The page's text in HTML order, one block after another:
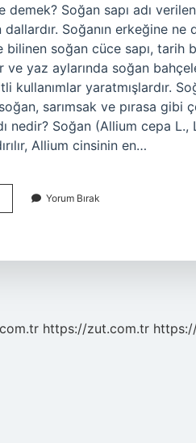
demek? Soğan sapı adı
dallardır. Soğanın erkeğine
bilinen soğan cüce sapı, tarih
ve yaz aylarında soğan
kullanımlar yaratmışlardır.
sarımsak ve pırasa
nedir? Soğan (Allium cepa
Allium cinsinin en…
Soğanın
Yorum Bırak
https://zut.com.tr